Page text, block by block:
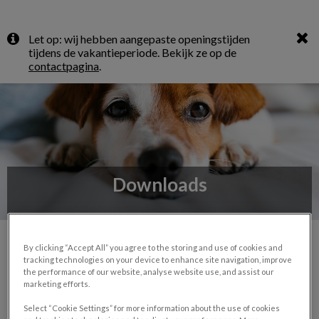
ZoekLet op: wij hebben aangepaste openingstijden
tijdens de vakantieperiode. Bekijk ze op de
contactpagina.
Downloads
Downloads
By clicking “Accept All” you agree to the storing and use of cookies and
tracking technologies on your device to enhance site navigation, improve
the performance of our website, analyse website use, and assist our
marketing efforts.
Select “Cookie Settings” for more information about the use of cookies